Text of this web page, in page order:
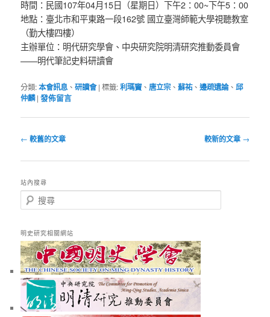
時間：民國107年04月15日（星期日）下午2：00~下午5：00
地點：臺北市和平東路一段162號 國立臺灣師範大學視聽教室
（勤大樓四樓）
主辦單位：明代研究學會、中央研究院明清研究推動委員會
——明代筆記史料研讀會
分類:本會訊息 、研讀會 |標籤:利瑪竇、 唐立宗、蘇祐、邊疏遺論、邱
仲麟 |發佈留言
文
導
覽
← 較舊的文章 較新的文章 →
站內搜尋
搜
尋
明史研究相關網站